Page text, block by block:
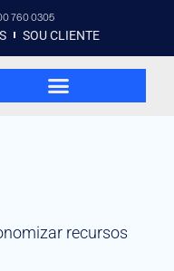
760 0305
SOU CLIENTE
recursos